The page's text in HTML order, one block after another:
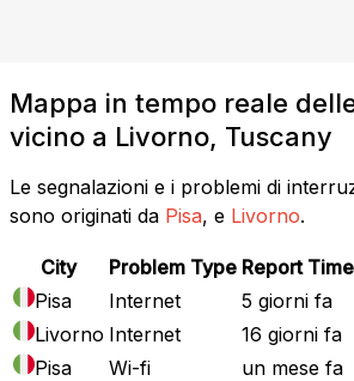
Mappa in tempo reale
vicino a Livorno, Tuscany
Le segnalazioni e i problemi di
sono originati da Pisa, e Livorno.
City Problem Type Report Time
Pisa
Internet
5 giorni fa
Livorno Internet
16 giorni fa
Pisa
Wi-fi
un mese fa